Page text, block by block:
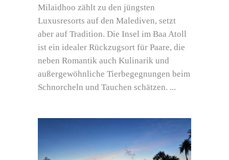
Milaidhoo zählt zu den jüngsten
Luxusresorts auf den Malediven, setzt
aber auf Tradition. Die Insel im Baa Atoll
ist ein idealer Rückzugsort für Paare, die
neben Romantik auch Kulinarik und
außergewöhnliche Tierbegegnungen beim
Schnorcheln und Tauchen schätzen.